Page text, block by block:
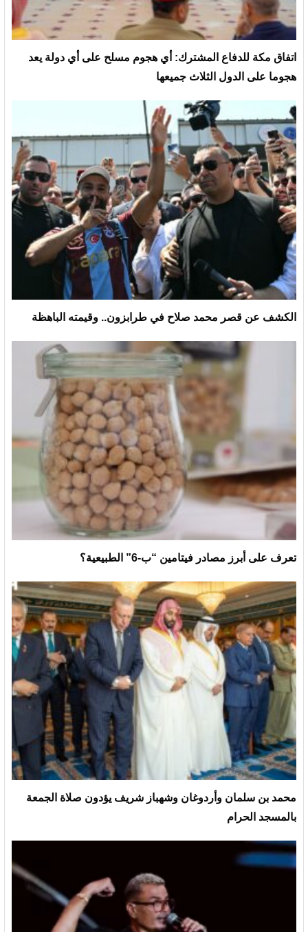
‏اتفاق مكة للدفاع المشترك: أي هجوم مسلح على أي دولة يعد
هجوما على الدول الثلاث جميعها
الكشف عن قصر محمد صلاح في طرابزون.. وقيمته الباهظة
تعرف على أبرز مصادر فيتامين “ب-6” الطبيعية؟
محمد بن سلمان وأردوغان وشهباز شريف يؤدون صلاة الجمعة
بالمسجد الحرام